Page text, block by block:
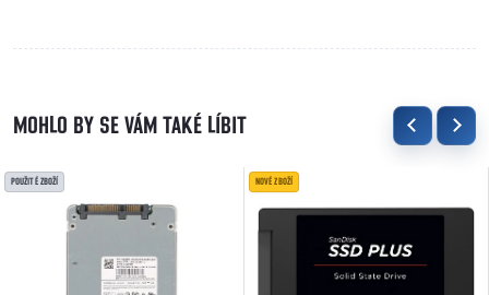
POUŽITÉ ZBOŽÍ NOVÉ ZBOŽÍ